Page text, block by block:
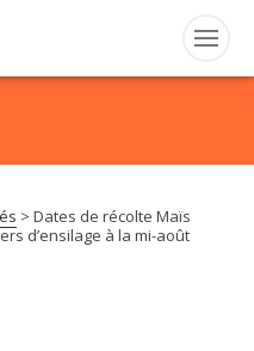
> Dates de récolte Maïs
d’ensilage à la mi-août